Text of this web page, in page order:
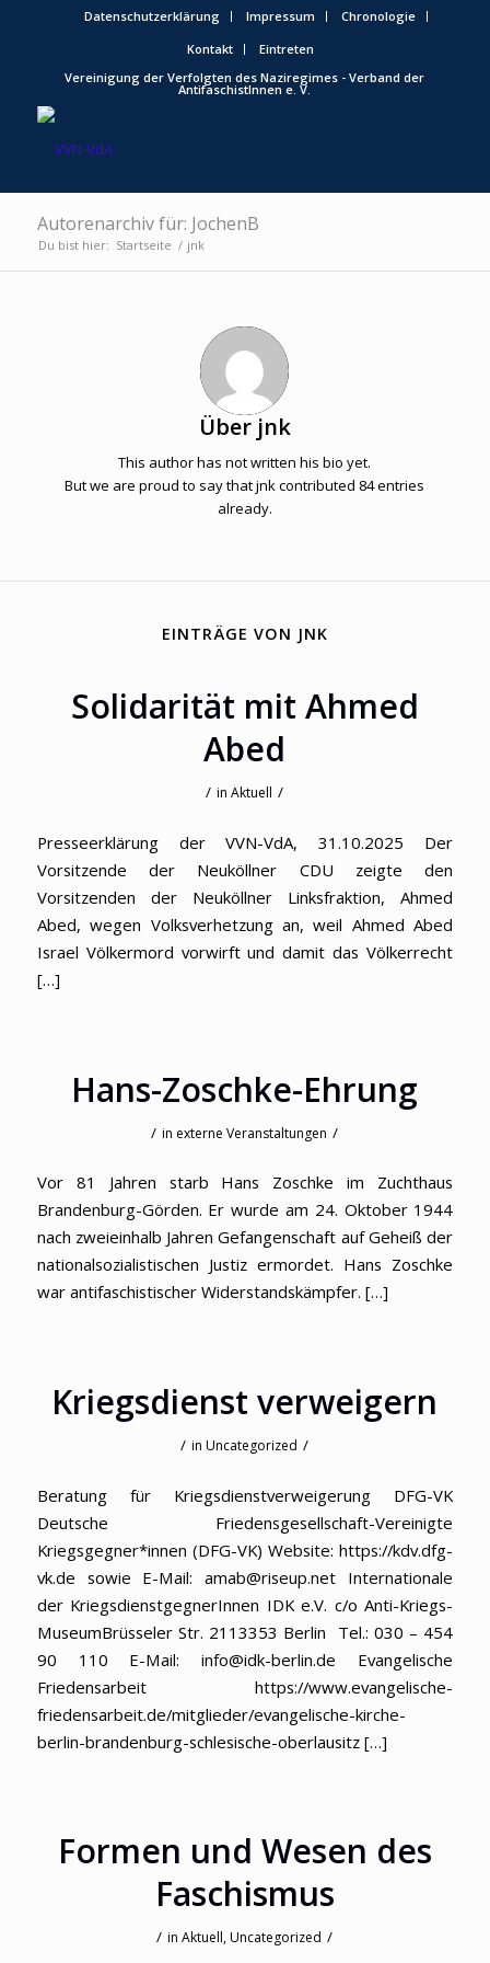
Datenschutzerklärung Impressum
Chronologie
Kontakt
Eintreten
Vereinigung der Verfolgten des Naziregimes - Verband der
AntifaschistInnen e. V.
Autorenarchiv für: JochenB
Du bist hier: Startseite / jnk
Über jnk
This author has not written his bio yet.
But we are proud to say thatjnkcontributed 84 entries
already.
EINTRÄGE VON JNK
Solidarität mit Ahmed
Abed
/ inAktuell /
Presseerklärung der VVN-VdA, 31.10.2025 Der
Vorsitzende der Neuköllner CDU zeigte den
Vorsitzenden der Neuköllner Linksfraktion, Ahmed
Abed, wegen Volksverhetzung an, weil Ahmed Abed
Israel Völkermord vorwirft und damit das Völkerrecht
[…]
Hans-Zoschke-Ehrung
/ in externe Veranstaltungen /
Vor 81 Jahren starb Hans Zoschke im Zuchthaus
Brandenburg-Görden. Er wurde am 24. Oktober 1944
nach zweieinhalb Jahren Gefangenschaft auf Geheiß der
nationalsozialistischen Justiz ermordet. Hans Zoschke
war antifaschistischer Widerstandskämpfer. […]
Kriegsdienst verweigern
/ inUncategorized /
Beratung für Kriegsdienstverweigerung DFG-VK
Deutsche Friedensgesellschaft-Vereinigte
Kriegsgegner*innen (DFG-VK) Website: https://kdv.dfg-
vk.de sowie E-Mail: amab@riseup.net Internationale
der KriegsdienstgegnerInnen IDK e.V. c/o Anti-Kriegs-
MuseumBrüsseler Str. 2113353 Berlin Tel.: 030 – 454
90 110 E-Mail: info@idk-berlin.de Evangelische
Friedensarbeit https://www.evangelische-
friedensarbeit.de/mitglieder/evangelische-kirche-
berlin-brandenburg-schlesische-oberlausitz […]
Formen und Wesen des
Faschismus
/ inAktuell,Uncategorized /